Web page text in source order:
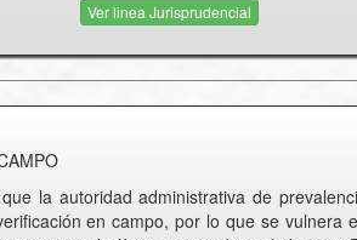
Ver linea Jurisprudencial
la autoridad administrativa de
en campo, por lo que se vulnera